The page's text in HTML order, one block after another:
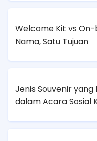
Welcome Kit vs
Nama, Satu Tujuan
Jenis Souvenir yang
dalam Acara Sosial